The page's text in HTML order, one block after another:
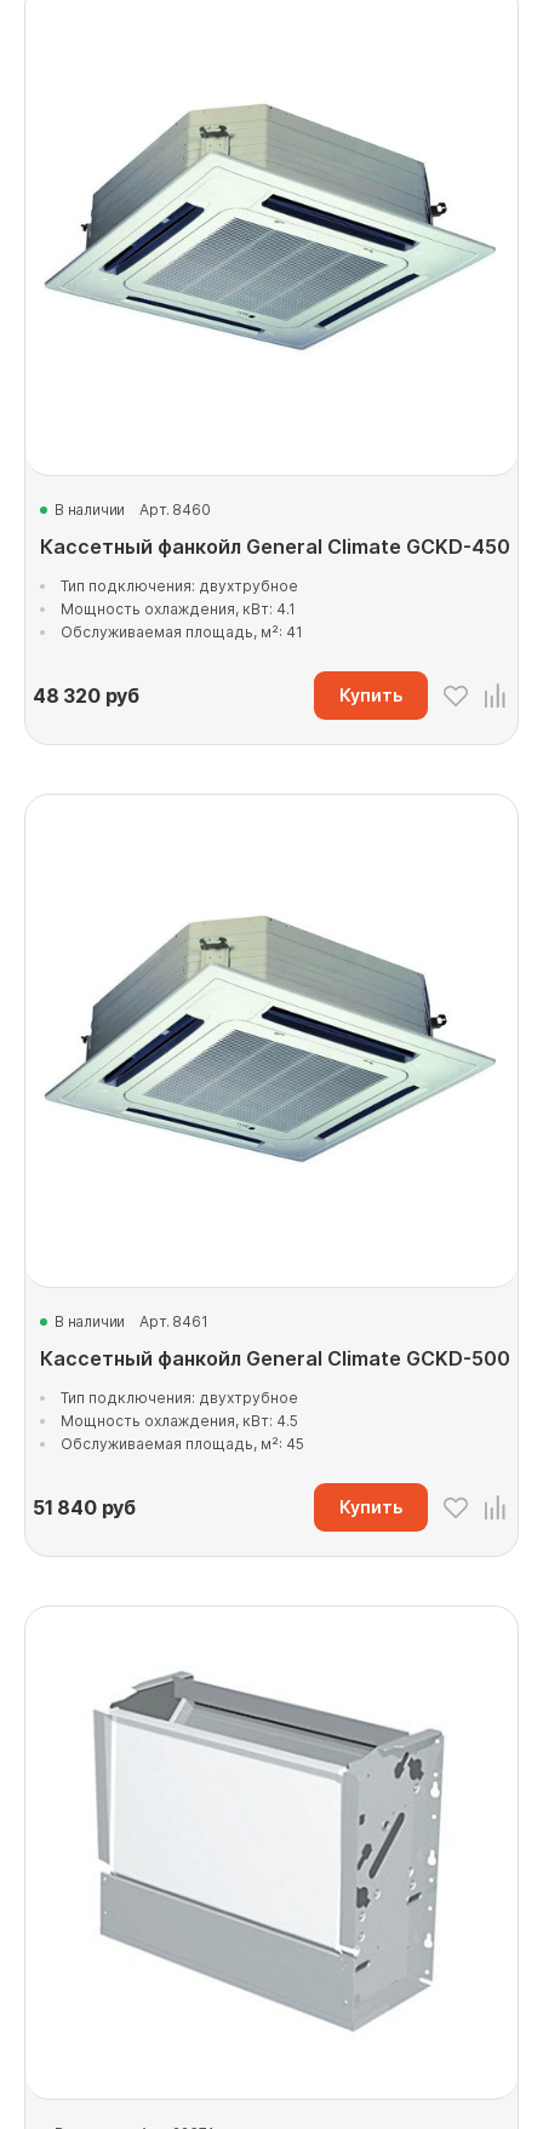
В наличии Арт. 8460
Кассетный фанкойл General Climate GCKD-450
Тип подключения: двухтрубное
Мощность охлаждения, кВт: 4.1
Обслуживаемая площадь, м²: 41
48 320руб Купить
В наличии Арт. 8461
Кассетный фанкойл General Climate GCKD-500
Тип подключения: двухтрубное
Мощность охлаждения, кВт: 4.5
Обслуживаемая площадь, м²: 45
51 840руб Купить